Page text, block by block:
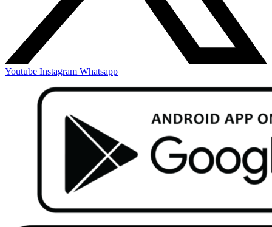
Youtube Instagram Whatsapp